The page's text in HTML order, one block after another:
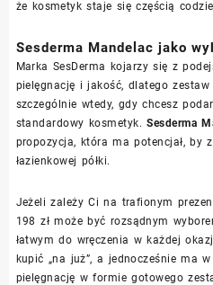
że kosmetyk staje się częścią
Sesderma Mandelac jako
Marka SesDerma kojarzy się z
pielęgnację i jakość, dlatego
szczególnie wtedy, gdy chcesz
standardowy kosmetyk.Sesderma
propozycja, która ma potencjał, by
łazienkowej półki.
Jeżeli zależy Ci na trafionym
198 zł może być rozsądnym
łatwym do wręczenia w każdej
kupić „na już”, a jednocześnie ma
pielęgnację w formie gotowego